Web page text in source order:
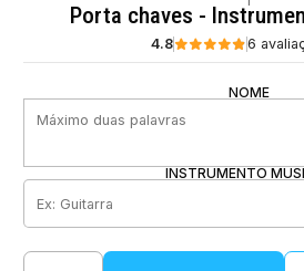
Porta chaves -
4.8 6
NOME
INSTRUMENTO